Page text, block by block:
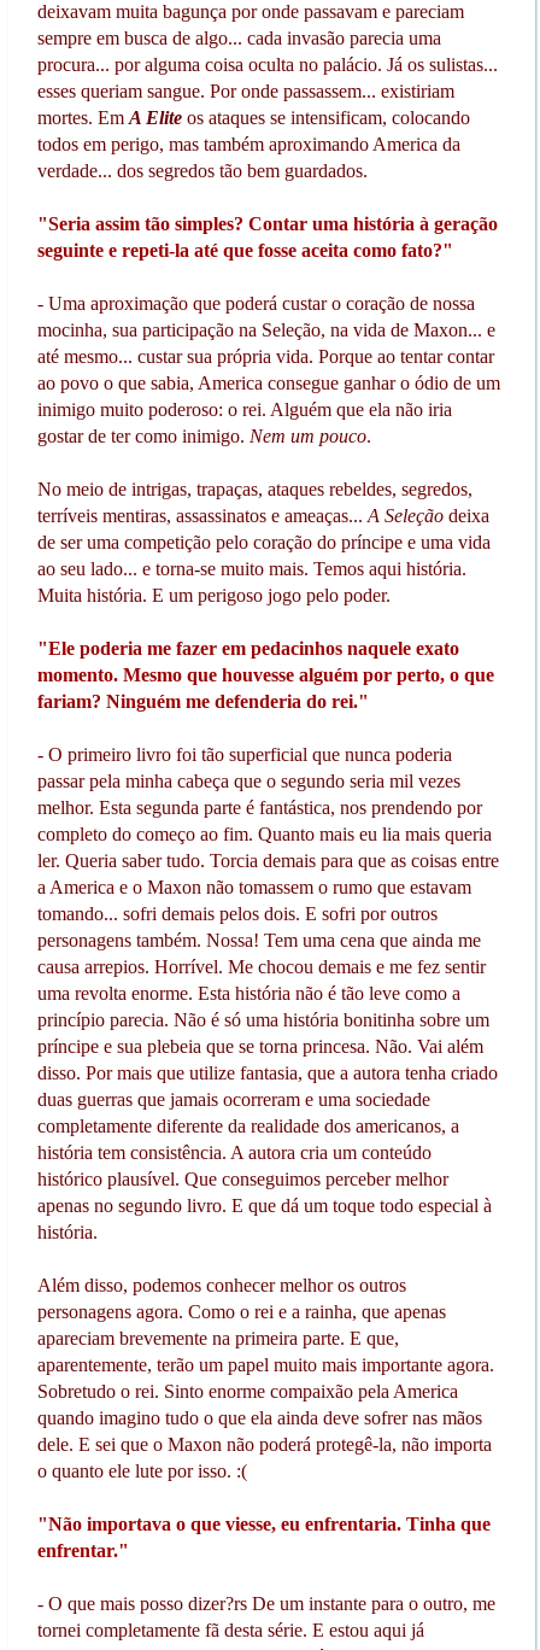
deixavam muita bagunça por onde passavam e pareciam
sempre em busca de algo... cada invasão parecia uma
procura... por alguma coisa oculta no palácio. Já os sulistas...
esses queriam sangue. Por onde passassem... existiriam
mortes. EmA Elite os ataques se intensificam, colocando
todos em perigo, mas também aproximando America da
verdade... dos segredos tão bem guardados.
"Seria assim tão simples? Contar uma história à geração
seguinte e repeti-la até que fosse aceita como fato?"
- Uma aproximação que poderá custar o coração de nossa
mocinha, sua participação na Seleção, na vida de Maxon... e
até mesmo... custar sua própria vida. Porque ao tentar contar
ao povo o que sabia, America consegue ganhar o ódio de um
inimigo muito poderoso: o rei. Alguém que ela não iria
gostar de ter como inimigo. Nem um pouco.
No meio de intrigas, trapaças, ataques rebeldes, segredos,
terríveis mentiras, assassinatos e ameaças...A Seleção deixa
de ser uma competição pelo coração do príncipe e uma vida
ao seu lado... e torna-se muito mais. Temos aqui história.
Muita história. E um perigoso jogo pelo poder.
"Ele poderia me fazer em pedacinhos naquele exato
momento. Mesmo que houvesse alguém por perto, o que
fariam? Ninguém me defenderia do rei."
- O primeiro livro foi tão superficial que nunca poderia
passar pela minha cabeça que o segundo seria mil vezes
melhor. Esta segunda parte é fantástica, nos prendendo por
completo do começo ao fim. Quanto mais eu lia mais queria
ler. Queria saber tudo. Torcia demais para que as coisas entre
a America e o Maxon não tomassem o rumo que estavam
tomando... sofri demais pelos dois. E sofri por outros
personagens também. Nossa! Tem uma cena que ainda me
causa arrepios. Horrível. Me chocou demais e me fez sentir
uma revolta enorme. Esta história não é tão leve como a
princípio parecia. Não é só uma história bonitinha sobre um
príncipe e sua plebeia que se torna princesa. Não. Vai além
disso. Por mais que utilize fantasia, que a autora tenha criado
duas guerras que jamais ocorreram e uma sociedade
completamente diferente da realidade dos americanos, a
história tem consistência. A autora cria um conteúdo
histórico plausível. Que conseguimos perceber melhor
apenas no segundo livro. E que dá um toque todo especial à
história.
Além disso, podemos conhecer melhor os outros
personagens agora. Como o rei e a rainha, que apenas
apareciam brevemente na primeira parte. E que,
aparentemente, terão um papel muito mais importante agora.
Sobretudo o rei. Sinto enorme compaixão pela America
quando imagino tudo o que ela ainda deve sofrer nas mãos
dele. E sei que o Maxon não poderá protegê-la, não importa
o quanto ele lute por isso. :(
"Não importava o que viesse, eu enfrentaria. Tinha que
enfrentar."
- O que mais posso dizer?rs De um instante para o outro, me
tornei completamente fã desta série. E estou aqui já